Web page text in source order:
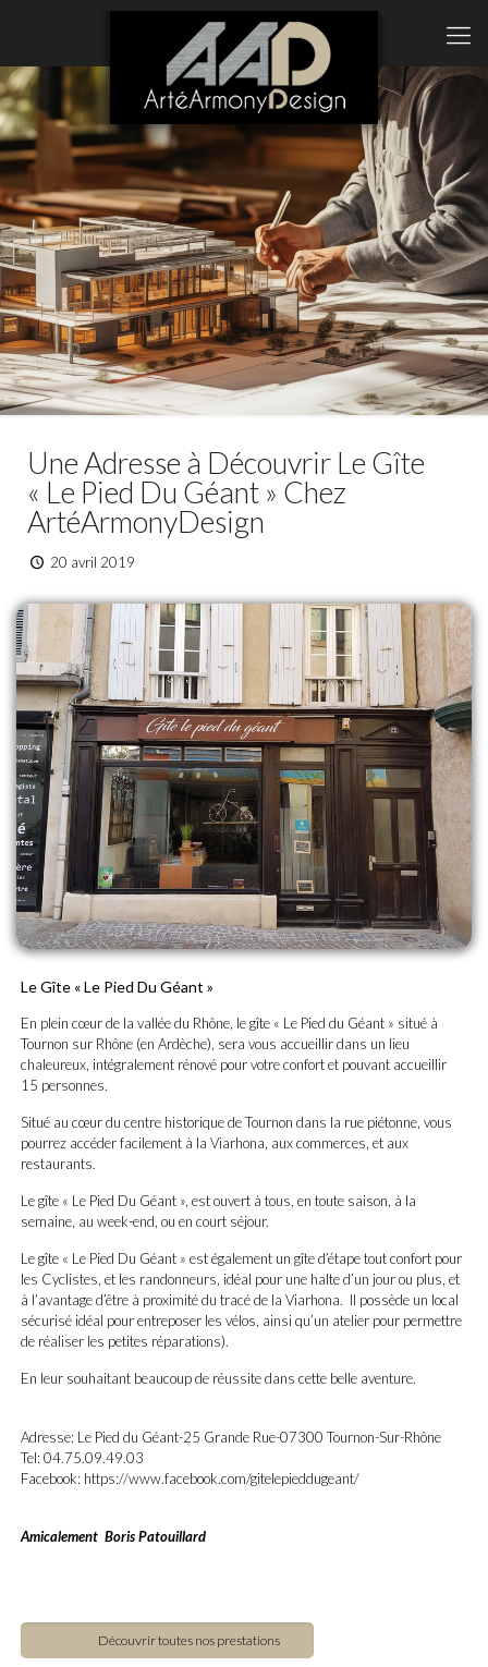
Une Adresse à Découvrir Le Gîte
« Le Pied Du Géant » Chez
ArtéArmonyDesign
20 avril 2019
Le Gîte « Le Pied Du Géant »
En plein cœur de la vallée du Rhône, le gîte « Le Pied du Géant » situé à
Tournon sur Rhône (en Ardèche), sera vous accueillir dans un lieu
chaleureux, intégralement rénové pour votre confort et pouvant accueillir
15 personnes.
Situé au cœur du centre historique de Tournon dans la rue piétonne, vous
pourrez accéder facilement à la Viarhona, aux commerces, et aux
restaurants.
Le gîte « Le Pied Du Géant », est ouvert à tous, en toute saison, à la
semaine, au week-end, ou en court séjour.
Le gîte « Le Pied Du Géant » est également un gîte d’étape tout confort pour
les Cyclistes, et les randonneurs, idéal pour une halte d’un jour ou plus, et
à l’avantage d’être à proximité du tracé de la Viarhona. Il possède un local
sécurisé idéal pour entreposer les vélos, ainsi qu’un atelier pour permettre
de réaliser les petites réparations).
En leur souhaitant beaucoup de réussite dans cette belle aventure.
Adresse: Le Pied du Géant-25 Grande Rue-07300 Tournon-Sur-Rhône
Tel: 04.75.09.49.03
Facebook: https://www.facebook.com/gitelepieddugeant/
Amicalement Boris Patouillard
Découvrir toutes nos prestations